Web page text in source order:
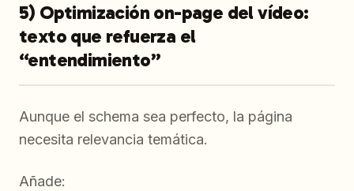
5) Optimización on-page del vídeo:
texto que refuerza el
“entendimiento”
Aunque el schema sea perfecto, la página
necesita relevancia temática.
Añade: